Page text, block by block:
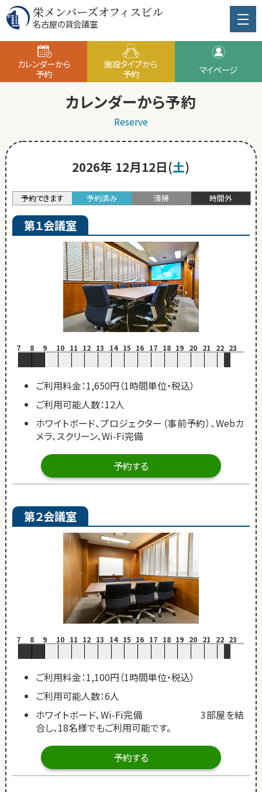
栄メンバーズオフィスビル
名古屋の貸会議室
カレンダーから
予約
施設タイプから
予約
マイページ
カレンダーから予約
Reserve
2026年 12月12日(土)
予約できます 予約済み 清掃 時間外
第１会議室
7 8 9 10 11 12 13 14 15 16 17 18 19 20 21 22 23
ご利用料金：1,650円（1時間単位・税込）
ご利用可能人数：12人
ホワイトボード、プロジェクター（事前予約）、Webカ
メラ、スクリーン、Wi-Fi完備
予約する
第２会議室
7 8 9 10 11 12 13 14 15 16 17 18 19 20 21 22 23
ご利用料金：1,100円（1時間単位・税込）
ご利用可能人数：6人
ホワイトボード、Wi-Fi完備 3部屋を結
合し、18名様でもご利用可能です。
予約する